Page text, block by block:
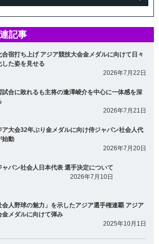
記事
合宿打ち上げ アジア競技大会金メダルに向けて日々
した姿を見せる
2026年7月22日
試合に敗れるも主将の逢澤崚介を中心に一体感を深
2026年7月21日
ア大会32年ぶり金メダルに向け侍ジャパン社会人代
始動
2026年7月20日
ャパン社会人日本代表 選手決定について
2026年7月10日
会人野球の魅力」を示したアジア選手権連覇 アジア
金メダルに向けて弾み
2025年10月1日